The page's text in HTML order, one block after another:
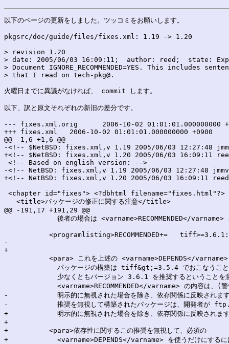
以下のページの更新をしました。ツッコミをお願いします。
pkgsrc/doc/guide/files/fixes.xml: 1.19 -> 1.20
> revision 1.20
> date: 2005/06/03 16:09:11;  author: reed;  state:
> Document IGNORE_RECOMMENDED=YES. This includes
> that I read on tech-pkg@.
火曜日までに異議がなければ、 commit します。
以下、訳と原文それぞれの新旧の差分です。
--- fixes.xml.orig	2006-10-02 01:01:01.000000000 +0900
+++ fixes.xml	2006-10-02 01:01:01.000000000 +0900
@@ -1,6 +1,6 @@
-<!-- $NetBSD: fixes.xml,v 1.19 2005/06/03 12:27:48
+<!-- $NetBSD: fixes.xml,v 1.20 2005/06/03 16:09:11
<!-- Based on english version: -->
-<!-- NetBSD: fixes.xml,v 1.19 2005/06/03 12:27:48
+<!-- NetBSD: fixes.xml,v 1.20 2005/06/03 16:09:11
<chapter id="fixes"> <?dbhtml filename="fixes.html"?>
   <title>パッケージの修正に関する注意</title>
@@ -191,17 +191,29 @@
後者の場合は <varname>RECOMMENDED</varname>
<programlisting>RECOMMENDED+=
-
+
<para> これを上述の <varname>DEPENDS</varname>
パッケージの構築は tiff&gt;=3.5.4 でおこなうこと
少なくともバージョン 3.6.1 を推奨するということを
<varname>RECOMMENDED</varname> の内容は、(警
-            明示的に無視された場合を除き、依存関係に反映されま
-            推奨を無視して構築されたパッケージは、開発者が
+            明示的に無視された場合を除き、依存関係に反映されま
+
+          <para>依存性に関するこの推奨を無視して、必須の
+            <varname>DEPENDS</varname> を使うだけにするに